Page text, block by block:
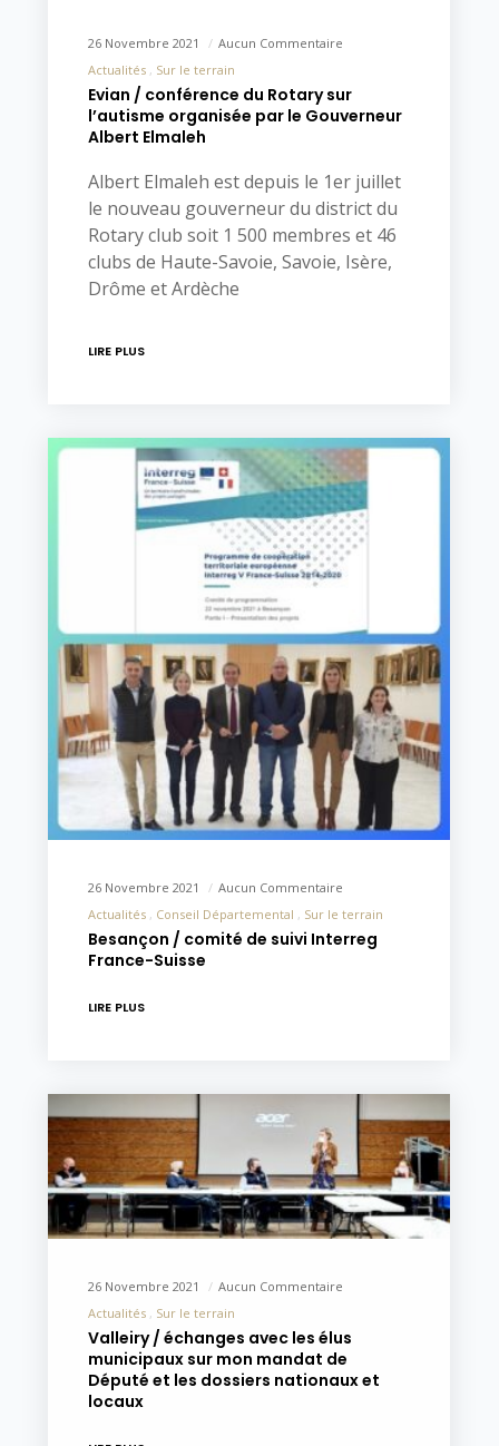
26 Novembre 2021
Aucun Commentaire
Actualités
Sur le terrain
Evian / conférence du Rotary sur
l’autisme organisée par le Gouverneur
Albert Elmaleh
Albert Elmaleh est depuis le 1er juillet
le nouveau gouverneur du district du
Rotary club soit 1 500 membres et 46
clubs de Haute-Savoie, Savoie, Isère,
Drôme et Ardèche
LIRE PLUS
26 Novembre 2021
Aucun Commentaire
Actualités
Conseil Départemental Sur le terrain
Besançon / comité de suivi Interreg
France-Suisse
LIRE PLUS
26 Novembre 2021
Aucun Commentaire
Actualités
Sur le terrain
Valleiry / échanges avec les élus
municipaux sur mon mandat de
Député et les dossiers nationaux et
locaux